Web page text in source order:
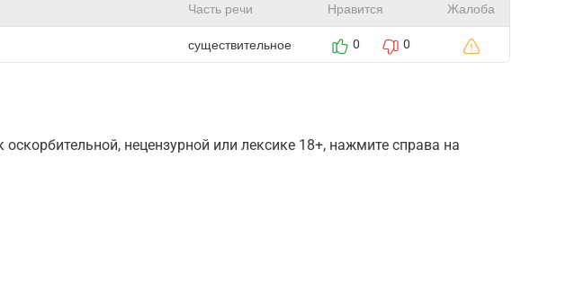
Часть речи Нравится Жалоба
существительное 0 0
нецензурной или лексике 18+, нажмите справа на